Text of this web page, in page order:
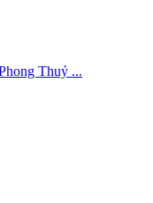
Thuỷ ...